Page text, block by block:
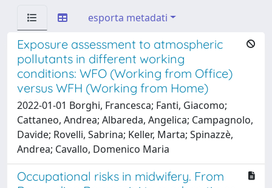
esporta metadati
Exposure assessment to atmospheric
pollutants in different working
conditions: WFO (Working from Office)
versus WFH (Working from Home)
2022-01-01 Borghi, Francesca; Fanti, Giacomo;
Cattaneo, Andrea; Albareda, Angelica; Campagnolo,
Davide; Rovelli, Sabrina; Keller, Marta; Spinazzè,
Andrea; Cavallo, Domenico Maria
Occupational risks in midwifery. From